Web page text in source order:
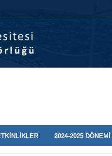
2024-2025 DÖNEMİ